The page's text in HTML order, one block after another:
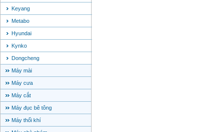
Keyang
Metabo
Hyundai
Kynko
Dongcheng
Máy mài
Máy cưa
Máy cắt
Máy đục bê tông
Máy thổi khí